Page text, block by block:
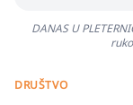
Život
Županija
DANAS U
DRUŠTVO